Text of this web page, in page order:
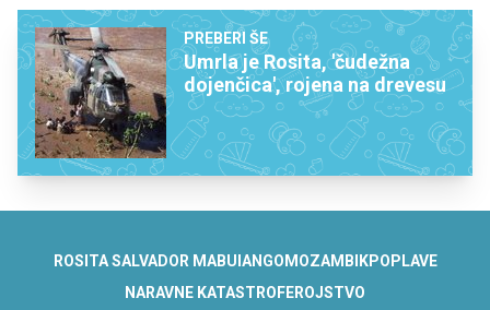
PREBERI ŠE
Umrla je Rosita, 'čudežna
dojenčica', rojena na drevesu
ROSITA SALVADOR MABUIANGO MOZAMBIKPOPLAVE
NARAVNE KATASTROFEROJSTVO